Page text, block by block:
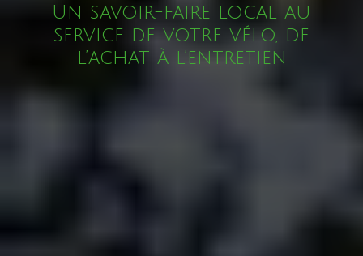
Un savoir-faire local au
service de votre vélo, de
l’achat à l’entretien